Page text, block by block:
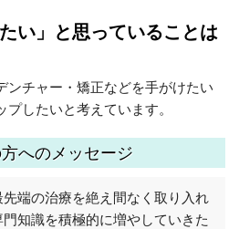
い」と思っていることは
ンチャー・矯正などを手がけたい
したいと考えています。
へのメッセージ
端の治療を絶え間なく取り入れ
知識を積極的に増やしていきた